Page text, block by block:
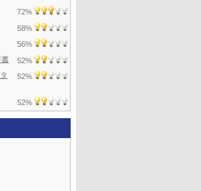
72%
58%
56%
書 52%
タ
52%
52%